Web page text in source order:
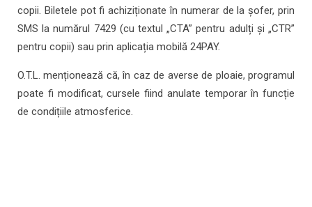
copii. Biletele pot fi achiziționate în numerar de la șofer, prin
SMS la numărul 7429 (cu textul „CTA” pentru adulți și „CTR”
pentru copii) sau prin aplicația mobilă 24PAY.
O.T.L. menționează că, în caz de averse de ploaie, programul
poate fi modificat, cursele fiind anulate temporar în funcție
de condițiile atmosferice.